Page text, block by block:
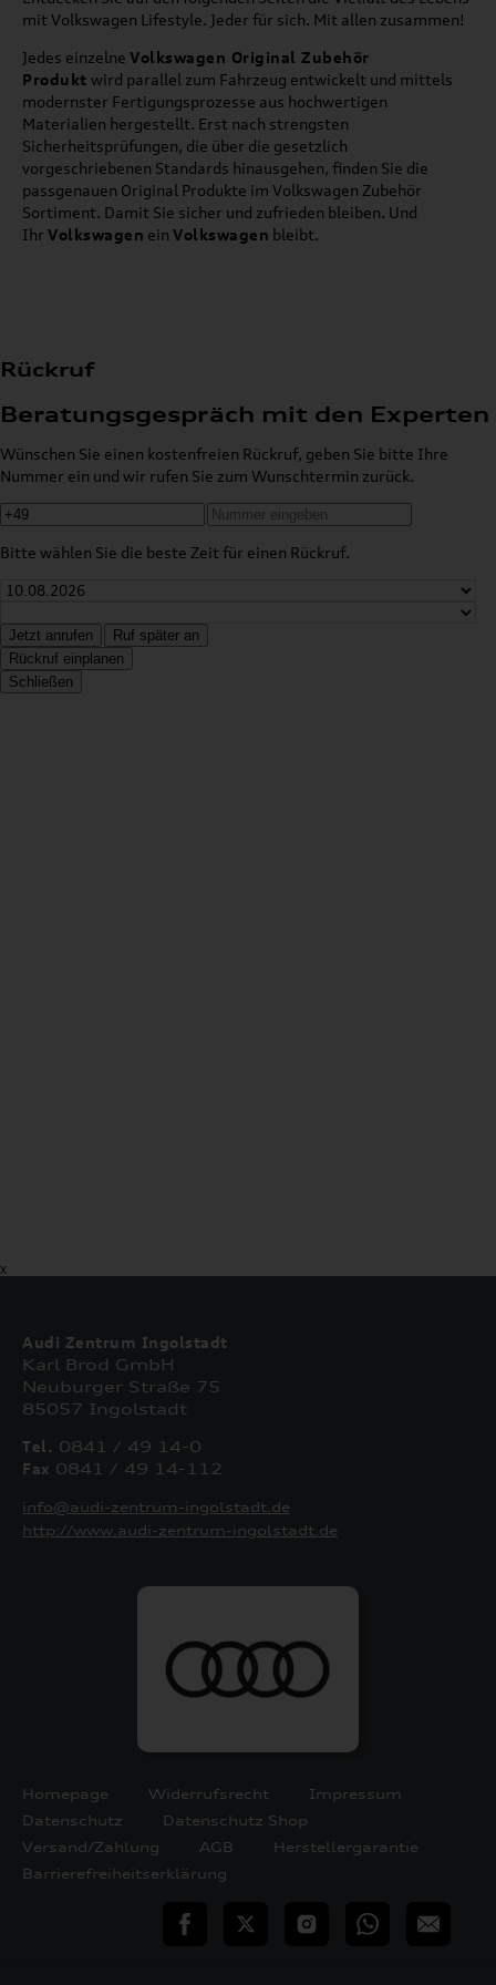
mit Volkswagen Lifestyle. Jeder für sich. Mit allen zusammen!
Jedes einzelne Volkswagen Original Zubehör
Produkt wird parallel zum Fahrzeug entwickelt und mittels
modernster Fertigungsprozesse aus hochwertigen
Materialien hergestellt. Erst nach strengsten
Sicherheitsprüfungen, die über die gesetzlich
vorgeschriebenen Standards hinausgehen, finden Sie die
passgenauen Original Produkte im Volkswagen Zubehör
Sortiment. Damit Sie sicher und zufrieden bleiben. Und
Ihr Volkswagen ein Volkswagen bleibt.
Rückruf
Beratungsgespräch mit den Experten
Wünschen Sie einen kostenfreien Rückruf, geben Sie bitte Ihre
Nummer ein und wir rufen Sie zum Wunschtermin zurück.
Bitte wählen Sie die beste Zeit für einen Rückruf.
Jetzt anrufen
Ruf später an
Rückruf einplanen
Schließen
X
Audi Zentrum Ingolstadt
Karl Brod GmbH
Neuburger Straße 75
85057 Ingolstadt
Tel. 0841 / 49 14-0
Fax 0841 / 49 14-112
info@audi-zentrum-ingolstadt.de
http://www.audi-zentrum-ingolstadt.de
Homepage Widerrufsrecht
Impressum
Datenschutz
Datenschutz Shop
Versand/Zahlung
AGB
Herstellergarantie
Barrierefreiheitserklärung
teilen Twitter InstagramWhatsApp
E-